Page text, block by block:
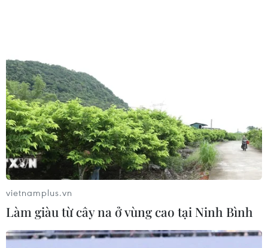
#kinh tế Anh #dầu khí
Theo dõi VietnamPlus
TIN LIÊN QUAN
vietnamplus.vn
Làm giàu từ cây na ở vùng cao tại Ninh Bình